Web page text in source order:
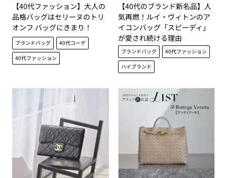
【40代ファッション】大人の
品格バッグはセリーヌのトリ
オンフ バッグにきまり！
ブランドバッグ
40代コーデ
40代ファッション
【40代のブランド新名品】人
気再燃！ルイ・ヴィトンのア
イコンバッグ「スピーディ」
が愛され続ける理由
ブランドバッグ
40代ファッション
ハイブランド